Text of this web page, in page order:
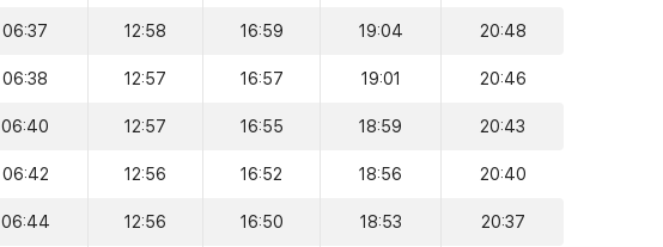
06:37 12:58 16:59 19:04 20:48
06:38 12:57 16:57 19:01 20:46
06:40 12:57 16:55 18:59 20:43
06:42 12:56 16:52 18:56 20:40
06:44 12:56 16:50 18:53 20:37